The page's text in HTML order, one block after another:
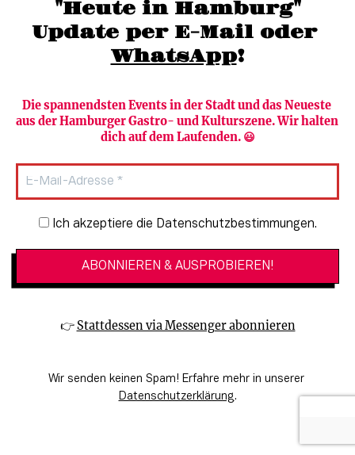
Stadt
Das wohl älteste Wahrzeichen Hamburgs: Die Hauptkirche
"Heute in Hamburg"
Update per E-Mail oder
WhatsApp!
Die spannendsten Events in der Stadt und das Neueste
aus der Hamburger Gastro- und Kulturszene. Wir halten
dich auf dem Laufenden. 😃
Newsletter-Anmeldung
Ich akzeptiere die Datenschutzbestimmungen.
👉 Stattdessen via Messenger abonnieren
Wir senden keinen Spam! Erfahre mehr in unserer
Datenschutzerklärung.